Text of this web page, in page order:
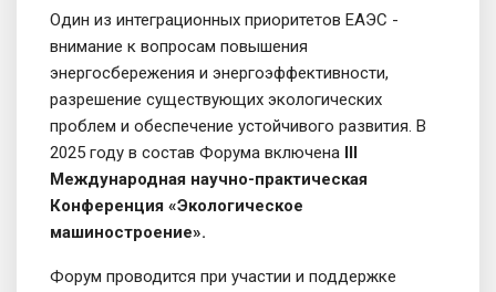
Один из интеграционных приоритетов ЕАЭС -
внимание к вопросам повышения
энергосбережения и энергоэффективности,
разрешение существующих экологических
проблем и обеспечение устойчивого развития. В
2025 году в состав Форума включена III
Международная научно-практическая
Конференция «Экологическое
машиностроение».
Форум проводится при участии и поддержке